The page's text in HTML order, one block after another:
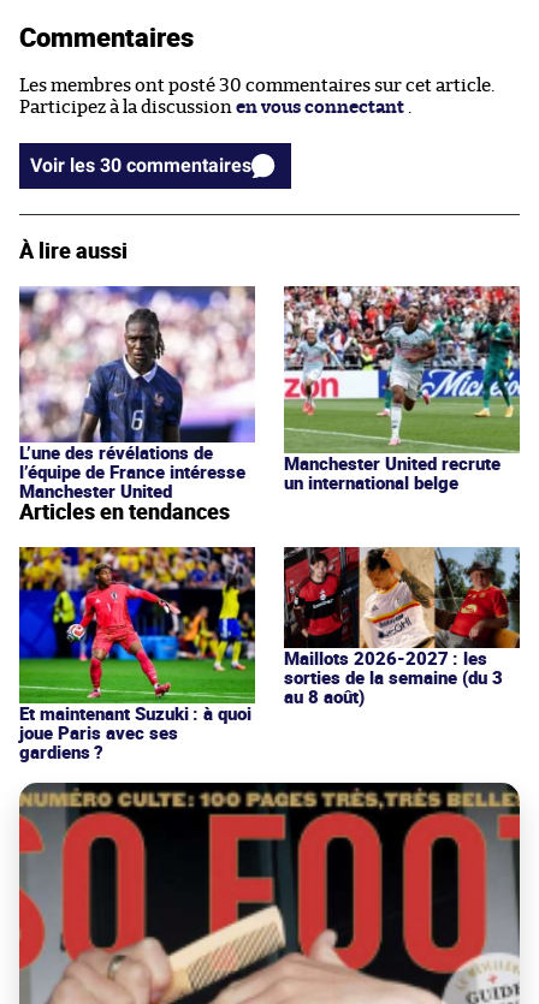
Commentaires
Les membres ont posté 30 commentaires sur cet article.
Participez à la discussion en vous connectant
Voir les 30 commentaires
À lire aussi
L’une des révélations de
l’équipe de France intéresse
Manchester United
Manchester United recrute
un international belge
Articles en tendances
Et maintenant Suzuki : à quoi
joue Paris avec ses
gardiens ?
Maillots 2026-2027 : les
sorties de la semaine (du 3
au 8 août)